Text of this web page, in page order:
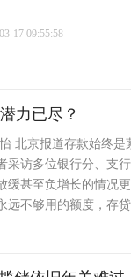
17 09:55:58
力已尽？
北京报道存款始终
采访多位银行分、支
缓甚至负增长的情况
远不够用的额度，存